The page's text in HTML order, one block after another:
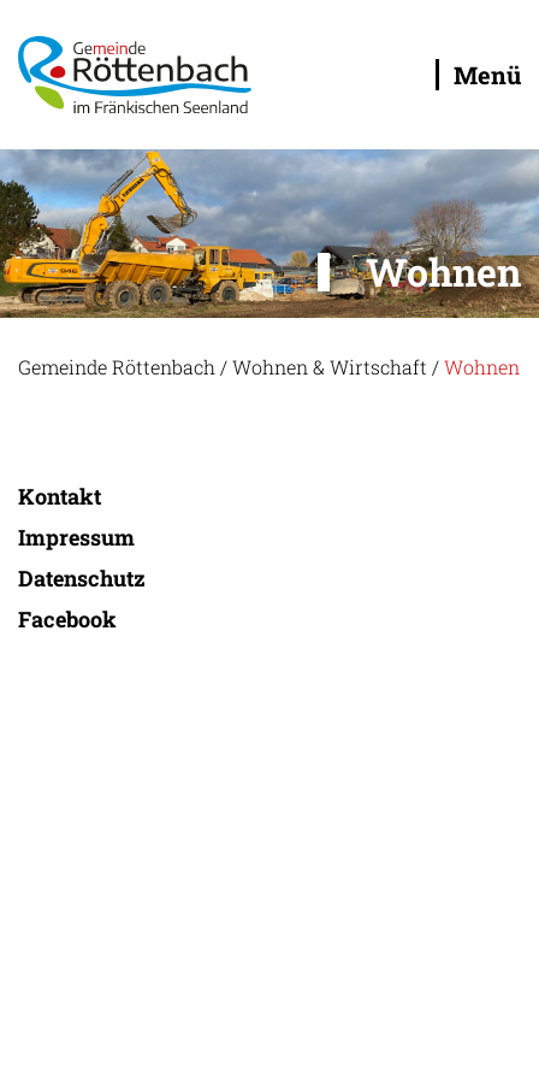
Menü
Wohnen
Gemeinde Röttenbach /Wohnen & Wirtschaft /Wohnen
Kontakt
Impressum
Datenschutz
Facebook